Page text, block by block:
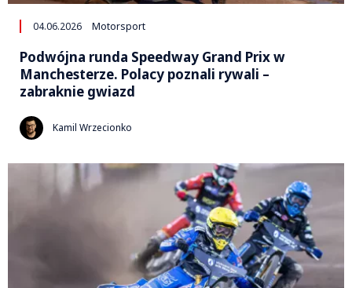
04.06.2026 Motorsport
Podwójna runda Speedway Grand Prix w
Manchesterze. Polacy poznali rywali –
zabraknie gwiazd
Kamil Wrzecionko